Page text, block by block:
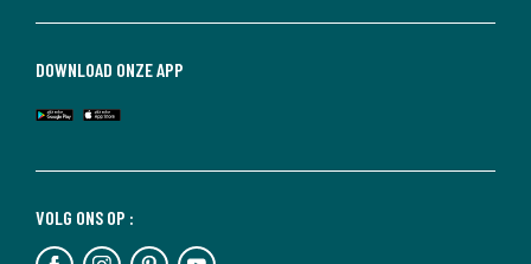
VOLG ONS OP :
DOWNLOAD ONZE APP